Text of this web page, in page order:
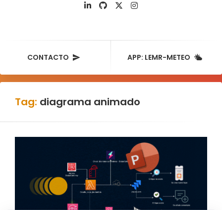
CONTACTO APP: LEMR-METEO
Tag: diagrama animado